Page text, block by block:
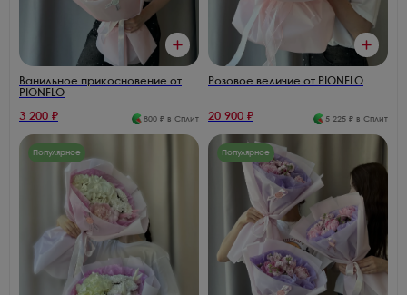
Ванильное прикосновение от
PIONFLO
3 200 ₽ 800 ₽ в Сплит
Розовое величие от PIONFLO
20 900 ₽ 5 225 ₽ в Сплит
Популярное Популярное